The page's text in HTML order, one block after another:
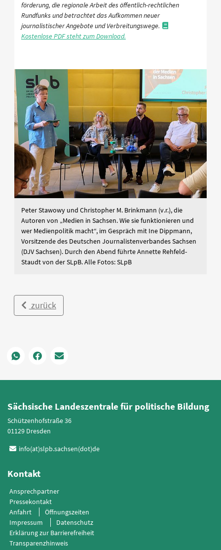
förderung, die regionale Arbeit des öffentlich-rechtlichen
Rundfunks und betrachtet das Aufkommen neuer
journalistischer Angebote und Verbreitungswege.
Kostenlose PDF steht zum Download.
Peter Stawowy und Christopher M. Brinkmann (v.r.), die
Autoren von „Medien in Sachsen. Wie sie funktionieren und
wer Medienpolitik macht“, im Gespräch mit Ine Dippmann,
Vorsitzende des Deutschen Journalistenverbandes Sachsen
(DJV Sachsen). Durch den Abend führte Annette Rehfeld-
Staudt von der SLpB. Alle Fotos: SLpB
zurück
Sächsische Landeszentrale für politische Bildung
Schützenhofstraße 36
01129 Dresden
info(at)slpb.sachsen(dot)de
Kontakt
Ansprechpartner
Pressekontakt
Anfahrt
Öffnungszeiten
Impressum
Datenschutz
Erklärung zur Barrierefreiheit
Transparenzhinweis